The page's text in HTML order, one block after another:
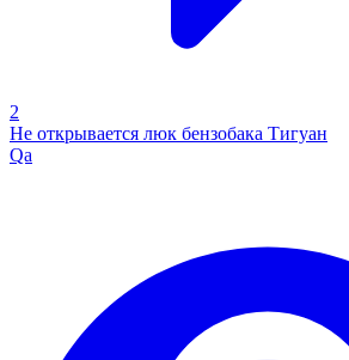
2
Не открывается люк бензобака Тигуан
Qa